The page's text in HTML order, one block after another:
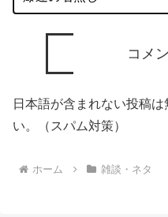
日本語が含まれない投稿
い。（スパム対策）
ホーム 雑談・ネタ